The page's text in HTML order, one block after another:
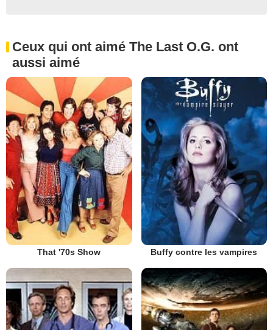
Ceux qui ont aimé The Last O.G. ont
aussi aimé
That '70s Show Buffy contre les vampires